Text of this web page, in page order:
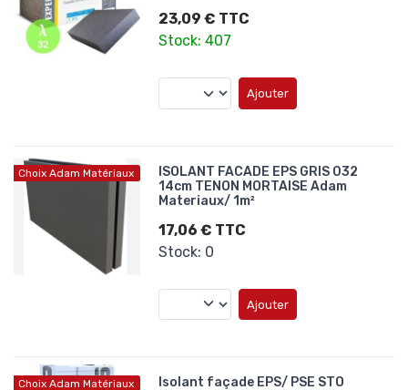
23,09 € TTC
Stock: 407
Ajouter
Choix Adam Matériaux
ISOLANT FACADE EPS GRIS 032
14cm TENON MORTAISE Adam
Materiaux/ 1m²
17,06 € TTC
Stock: 0
Ajouter
Choix Adam Matériaux
Isolant façade EPS/ PSE STO